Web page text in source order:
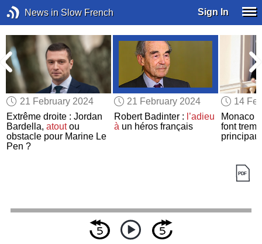
News in Slow French Sign In
21 February 2024
Extrême droite : Jordan
Bardella,atoutou
obstacle pour Marine Le
Pen ?
21 February 2024
Robert Badinter : l’adieu
àun héros français
14
Monaco :
font